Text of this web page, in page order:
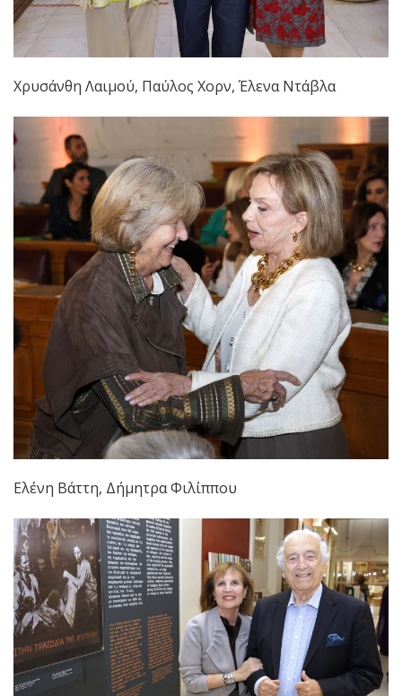
Χρυσάνθη Λαιμού, Παύλος Χορν, Έλενα Ντάβλα
Ελένη Βάττη, Δήμητρα Φιλίππου